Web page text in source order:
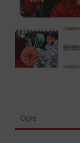
Opis